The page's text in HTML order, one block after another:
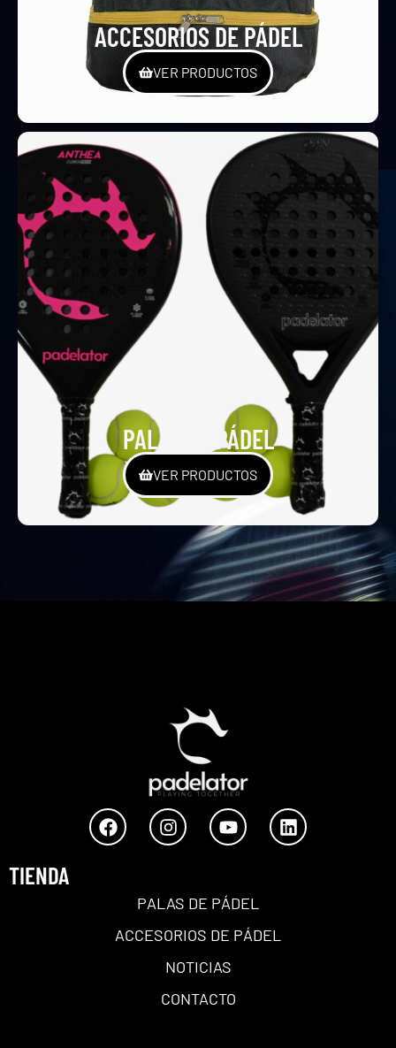
ACCESORIOS DE PÁDEL
VER PRODUCTOS
PALAS DE PÁDEL
VER PRODUCTOS
TIENDA
PALAS DE PÁDEL
ACCESORIOS DE PÁDEL
NOTICIAS
CONTACTO